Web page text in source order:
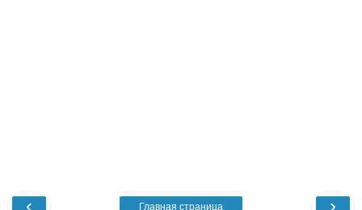
‹ ›
Главная страница